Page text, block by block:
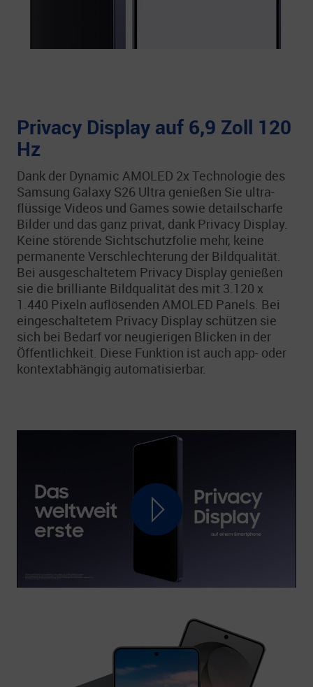
Privacy Display auf 6,9 Zoll 120
Hz
Dank der Dynamic AMOLED 2x Technologie des
Samsung Galaxy S26 Ultra genießen Sie ultra-
flüssige Videos und Games sowie detailscharfe
Bilder und das ganz privat, dank Privacy Display.
Keine störende Sichtschutzfolie mehr, keine
permanente Verschlechterung der Bildqualität.
Bei ausgeschaltetem Privacy Display genießen
sie die brilliante Bildqualität des mit 3.120 x
1.440 Pixeln auflösenden AMOLED Panels. Bei
eingeschaltetem Privacy Display schützen sie
sich bei Bedarf vor neugierigen Blicken in der
Öffentlichkeit. Diese Funktion ist auch app- oder
kontextabhängig automatisierbar.